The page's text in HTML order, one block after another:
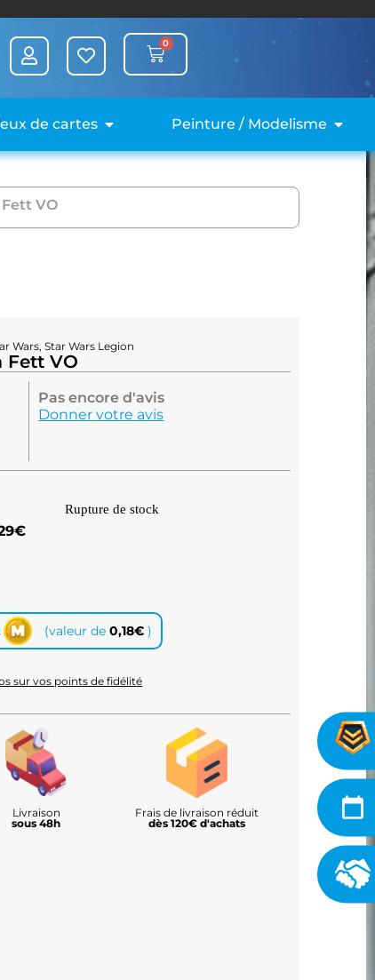
0
de cartes Peinture / Modelisme
VO
Wars, Star Wars Legion
Fett VO
Pas encore d'avis
Donner votre avis
€
Rupture de stock
(valeur de 0,18€ )
sur vos points de fidélité
Livraison
sous 48h
Frais de livraison réduit
dès 120€ d'achats